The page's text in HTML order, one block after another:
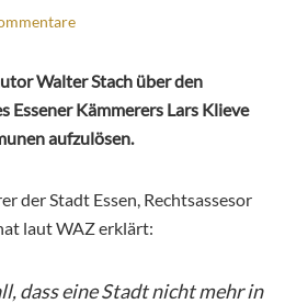
Walter Stach über den
Essener Kämmerers Lars Klieve
aufzulösen.
der Stadt Essen, Rechtsassesor
laut WAZ erklärt:
dass eine Stadt nicht mehr in